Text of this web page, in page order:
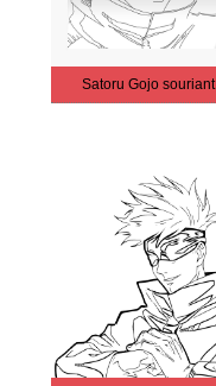
Satoru Gojo souriant